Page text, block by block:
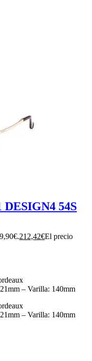
54S
212,42€El precio
– Varilla: 140mm
– Varilla: 140mm